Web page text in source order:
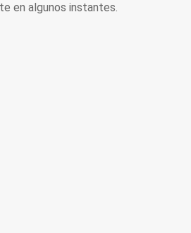
en algunos instantes.